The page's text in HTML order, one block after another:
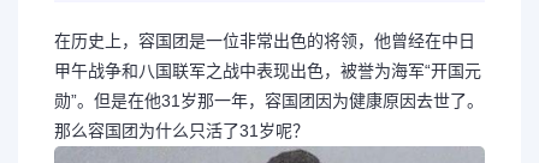
在历史上，容国团是一位非常出色的将领，他曾经在中日
甲午战争和八国联军之战中表现出色，被誉为海军“开国元
勋”。但是在他31岁那一年，容国团因为健康原因去世了。
那么容国团为什么只活了31岁呢？